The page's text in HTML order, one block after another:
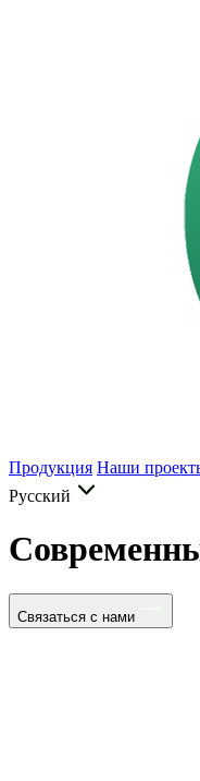
Продукция Наши
Русский
Связаться с нами